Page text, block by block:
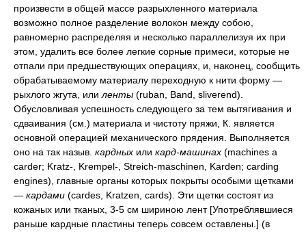
произвести в общей массе разрыхленного материала
возможно полное разделение волокон между собою,
равномерно распределяя и несколько параллелизуя их при
этом, удалить все более легкие сорные примеси, которые не
отпали при предшествующих операциях, и, наконец, сообщить
обрабатываемому материалу переходную к нити форму —
рыхлого жгута, или ленты (ruban, Band, sliverend).
Обусловливая успешность следующего за тем вытягивания и
сдваивания (см.) материала и чистоту пряжи, К. является
основной операцией механического прядения. Выполняется
оно на так назыв. кардных или кард-машинах (machines а
carder; Kratz-, Krempel-, Streich-maschinen, Karden; carding
engines), главные органы которых покрыты особыми щетками
— кардами (cardes, Kratzen, cards). Эти щетки состоят из
кожаных или тканых, 3-5 см шириною лент [Употреблявшиеся
раньше кардные пластины теперь совсем оставлены.] (в